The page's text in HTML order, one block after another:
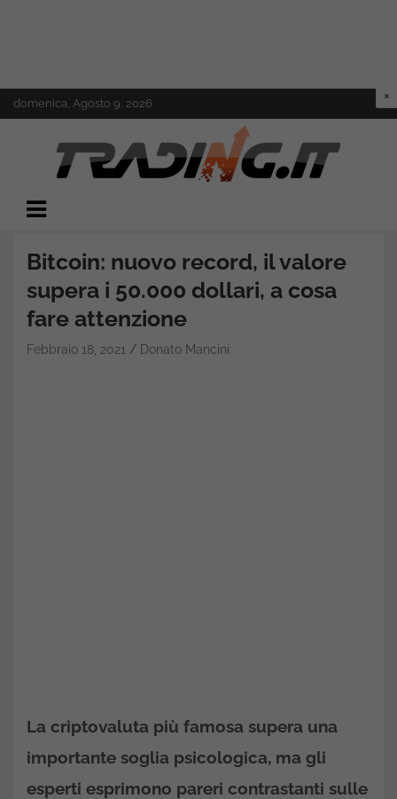
Skip
to
domenica, Agosto 9, 2026
Trading.it
Bitcoin: nuovo record, il valore
supera i 50.000 dollari, a cosa
fare attenzione
Febbraio 18, 2021 Donato Mancini
La criptovaluta più famosa supera una
importante soglia psicologica, ma gli
esperti esprimono pareri contrastanti sulle